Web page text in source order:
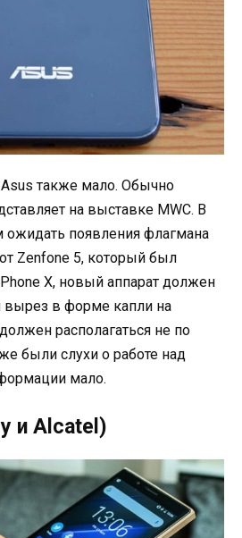
Asus также мало. Обычно
на выставке MWC. В
появления флагмана
Zenfone 5, который был
X, новый аппарат должен
вырез в форме капли на
располагаться не по
были слухи о работе над
мало.
и Alcatel)